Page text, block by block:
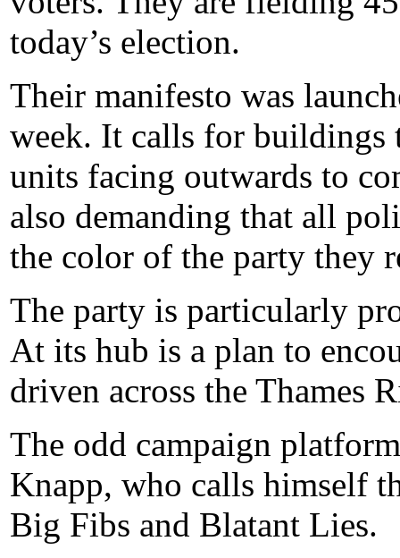
today’s election.
Their manifesto was
week. It calls for
units facing outwards to
also demanding that all
the color of the party they
The party is particularly
At its hub is a plan to
driven across the Thames
The odd campaign
Knapp, who calls himself
Big Fibs and Blatant Lies.